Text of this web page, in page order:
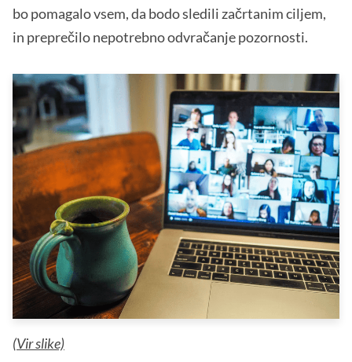
bo pomagalo vsem, da bodo sledili začrtanim ciljem,
in preprečilo nepotrebno odvračanje pozornosti.
(Vir slike)